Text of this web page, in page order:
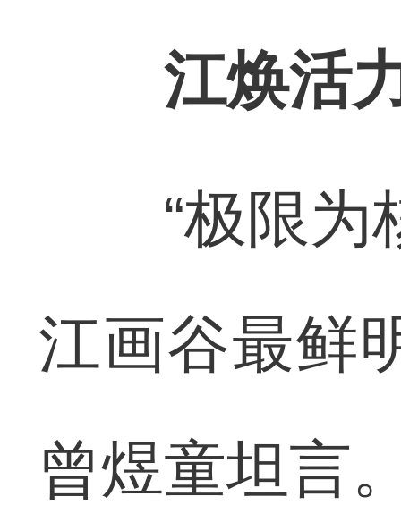
江焕活
“极限为核
江画谷最鲜
曾煜童坦言